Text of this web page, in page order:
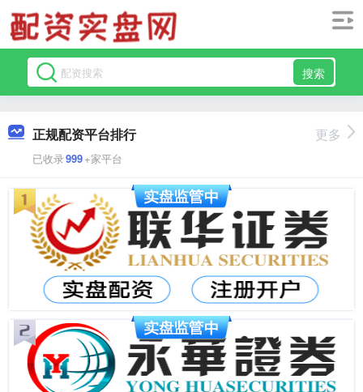
搜索
正规配资平台排行
已收录999+家平台
更多